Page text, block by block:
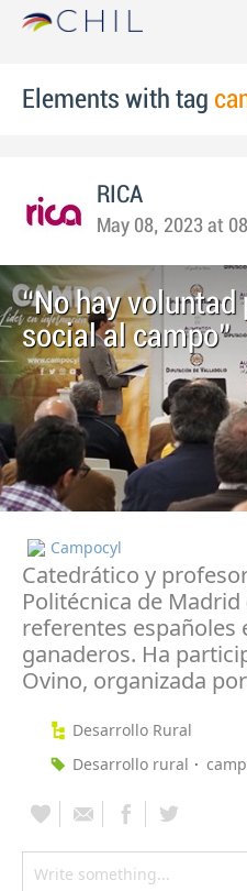
Elements with tag
RICA
May 08, 2023 at
“No hay
social al campo”
Campocyl
Catedrático y
Politécnica de
referentes españoles
ganaderos. Ha
Ovino, organizada
Desarrollo Rural
Desarrollo rural